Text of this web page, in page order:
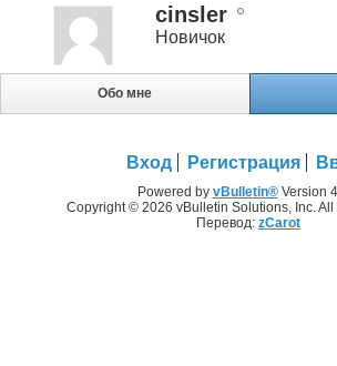
cinsler
Новичок
Обо мне
Вход Регистрация
Powered by vBulletin®Version
Copyright © 2026 vBulletin Solutions, Inc.
Перевод: zCarot